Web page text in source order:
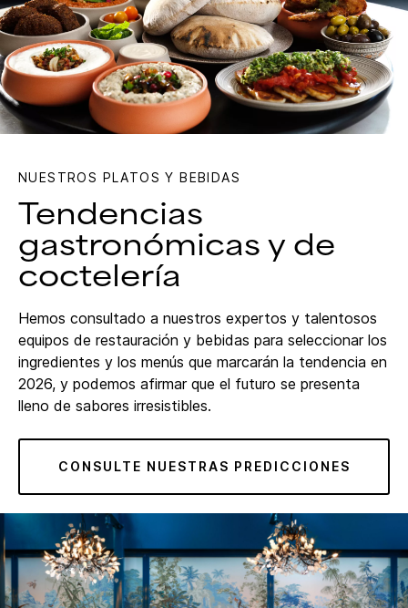
NUESTROS PLATOS Y BEBIDAS
Tendencias
gastronómicas y de
coctelería
Hemos consultado a nuestros expertos y talentosos
equipos de restauración y bebidas para seleccionar los
ingredientes y los menús que marcarán la tendencia en
2026, y podemos afirmar que el futuro se presenta
lleno de sabores irresistibles.
CONSULTE NUESTRAS PREDICCIONES